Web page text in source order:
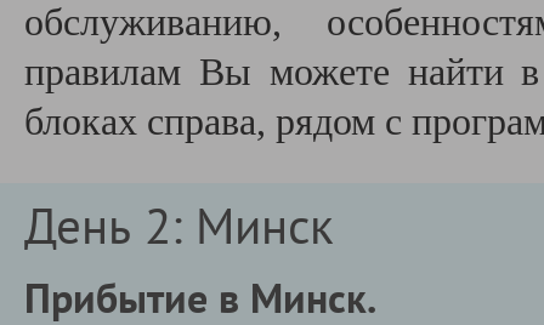
обслуживанию,
правилам Вы можете найти
блоках справа, рядом с
День 2: Минск
Прибытие в Минск.